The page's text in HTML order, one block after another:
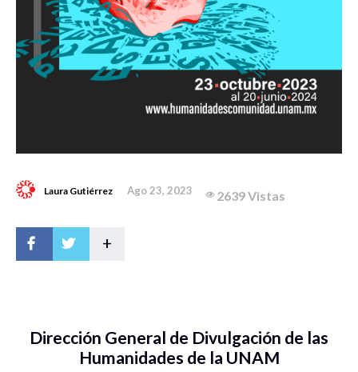
Laura Gutiérrez Ago 23, 2023 2639 Vistas
+
Dirección General de Divulgación de las
Humanidades de la UNAM